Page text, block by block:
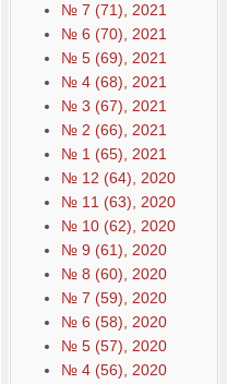
№ 7 (71), 2021
№ 6 (70), 2021
№ 5 (69), 2021
№ 4 (68), 2021
№ 3 (67), 2021
№ 2 (66), 2021
№ 1 (65), 2021
№ 12 (64), 2020
№ 11 (63), 2020
№ 10 (62), 2020
№ 9 (61), 2020
№ 8 (60), 2020
№ 7 (59), 2020
№ 6 (58), 2020
№ 5 (57), 2020
№ 4 (56), 2020